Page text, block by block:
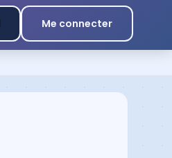
Me connecter